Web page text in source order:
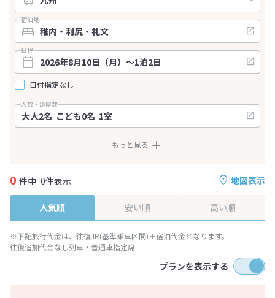
宿泊地
日程
日付指定なし
人数・部屋数
もっと見る
地図表示
0 件中 0件表示
人気順 安い順 高い順
※下記旅行代金は、往復JR(基準乗車区間)＋宿泊代金となります。
往復追加代金なし列車・普通車指定席
プランを表示する